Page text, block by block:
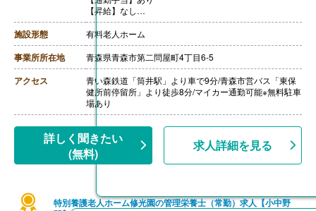
【昇給】なし
【退職金】なし
施設形態 有料老人ホーム
事業所所在地 青森県青森市第二問屋町4丁目6-5
アクセス
青い森鉄道「筒井駅」より車で9分/青森市営バス「東保
健所前停留所」より徒歩8分/マイカー通勤可能※無料駐車
場あり
詳しく聞きたい
(無料)
求人詳細を見る
特別養護老人ホーム修光園の管理栄養士（常勤）求人【小中野